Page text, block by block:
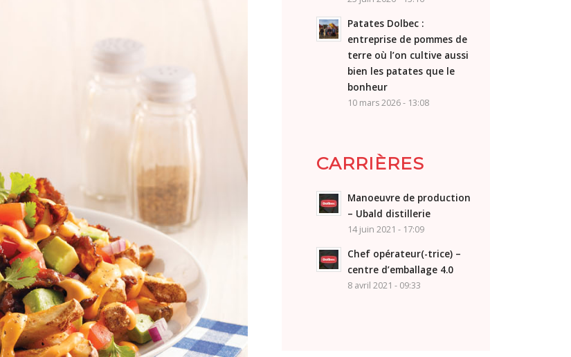
Patates Dolbec :
entreprise de pommes de
terre où l’on cultive aussi
bien les patates que le
bonheur
10 mars 2026 - 13:08
CARRIÈRES
Manoeuvre de production
– Ubald distillerie
14 juin 2021 - 17:09
Chef opérateur(-trice) –
centre d’emballage 4.0
8 avril 2021 - 09:33